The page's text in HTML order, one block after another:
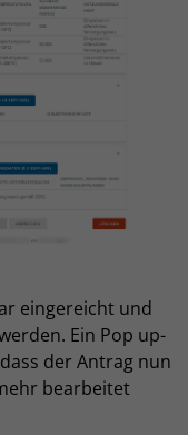
eingereicht und
Ein Pop up-
der Antrag nun
bearbeitet